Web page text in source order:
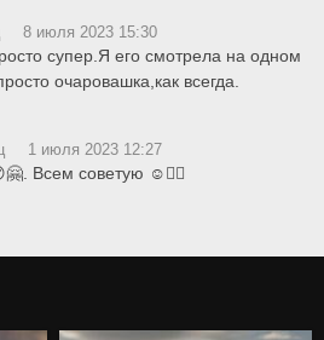
8 июля 2023 15:30
супер.Я его смотрела на одном
очаровашка,как всегда.
1 июля 2023 12:27
Всем советую ☺️👍🏻